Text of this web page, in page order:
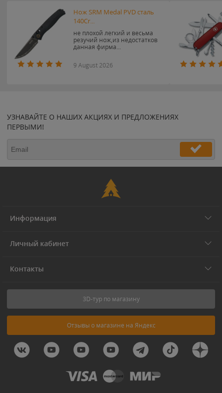
Нож SRM Medal PVD сталь
140Cr...
не плохой легкий и весьма
резучий нож,из недостатков
данная фирма...
9 August 2026
УЗНАВАЙТЕ О НАШИХ АКЦИЯХ И ПРЕДЛОЖЕНИЯХ
ПЕРВЫМИ!
Информация
Личный кабинет
Контакты
3D-тур по магазину
Отзывы о магазине на Яндекс